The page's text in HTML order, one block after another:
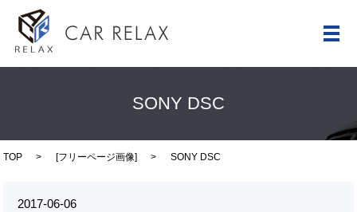
メ
SONY DSC
TOP [フリーページ画像] SONY DSC
2017-06-06